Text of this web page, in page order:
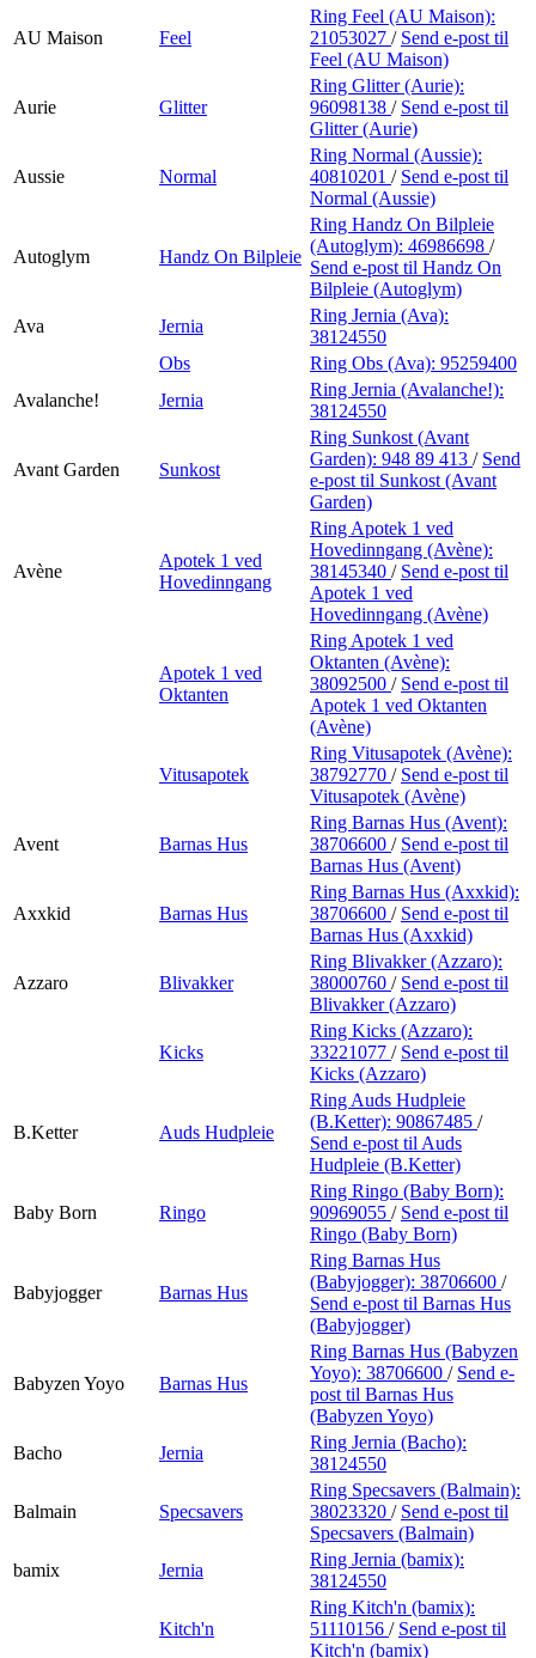
AU Maison Feel
Ring Feel (AU Maison):
21053027 / Send e-post til
Feel (AU Maison)
Aurie Glitter
Ring Glitter (Aurie):
96098138 / Send e-post til
Glitter (Aurie)
Aussie Normal
Ring Normal (Aussie):
40810201 / Send e-post til
Normal (Aussie)
Autoglym Handz On Bilpleie
Ring Handz On Bilpleie
(Autoglym): 46986698 /
Send e-post til Handz On
Bilpleie (Autoglym)
Ava
Jernia
Ring Jernia (Ava):
38124550
Obs
Ring Obs (Ava): 95259400
Avalanche!
Jernia
Ring Jernia (Avalanche!):
38124550
Avant Garden Sunkost
Ring Sunkost (Avant
Garden): 948 89 413 / Send
e-post til Sunkost (Avant
Garden)
Avène
Apotek 1 ved
Hovedinngang
Ring Apotek 1 ved
Hovedinngang (Avène):
38145340 / Send e-post til
Apotek 1 ved
Hovedinngang (Avène)
Apotek 1 ved
Oktanten
Ring Apotek 1 ved
Oktanten (Avène):
38092500 / Send e-post til
Apotek 1 ved Oktanten
(Avène)
Vitusapotek
Ring Vitusapotek (Avène):
38792770 / Send e-post til
Vitusapotek (Avène)
Avent Barnas Hus
Ring Barnas Hus (Avent):
38706600 / Send e-post til
Barnas Hus (Avent)
Axxkid Barnas Hus
Ring Barnas Hus (Axxkid):
38706600 / Send e-post til
Barnas Hus (Axxkid)
Azzaro Blivakker
Ring Blivakker (Azzaro):
38000760 / Send e-post til
Blivakker (Azzaro)
Kicks
Ring Kicks (Azzaro):
33221077 / Send e-post til
Kicks (Azzaro)
B.Ketter Auds Hudpleie
Ring Auds Hudpleie
(B.Ketter): 90867485 /
Send e-post til Auds
Hudpleie (B.Ketter)
Baby Born Ringo
Ring Ringo (Baby Born):
90969055 / Send e-post til
Ringo (Baby Born)
Babyjogger Barnas Hus
Ring Barnas Hus
(Babyjogger): 38706600 /
Send e-post til Barnas Hus
(Babyjogger)
Babyzen Yoyo Barnas Hus
Ring Barnas Hus (Babyzen
Yoyo): 38706600 / Send e-
post til Barnas Hus
(Babyzen Yoyo)
Bacho
Jernia
Ring Jernia (Bacho):
38124550
Balmain Specsavers
Ring Specsavers (Balmain):
38023320 / Send e-post til
Specsavers (Balmain)
bamix
Jernia
Ring Jernia (bamix):
38124550
Kitch'n
Ring Kitch'n (bamix):
51110156 / Send e-post til
Kitch'n (bamix)